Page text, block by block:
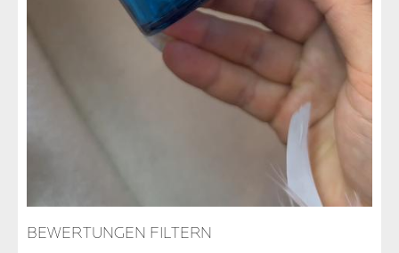
BEWERTUNGEN FILTERN